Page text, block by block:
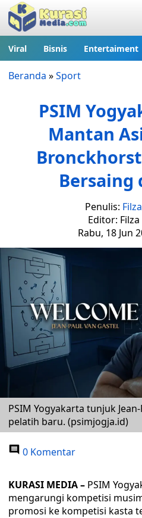
Viral Bisnis Entertaiment
Beranda »Sport
PSIM
Mantan
Bersaing
Penulis:
Editor:
Rabu, 18 Jun
PSIM Yogyakarta tunjuk
pelatih baru. (psimjogja.id)
0 Komentar
KURASI MEDIA – PSIM
mengarungi kompetisi
promosi ke kompetisi kasta